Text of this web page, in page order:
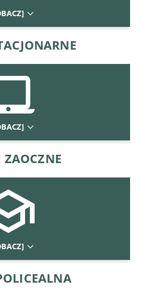
ZAOCZNE